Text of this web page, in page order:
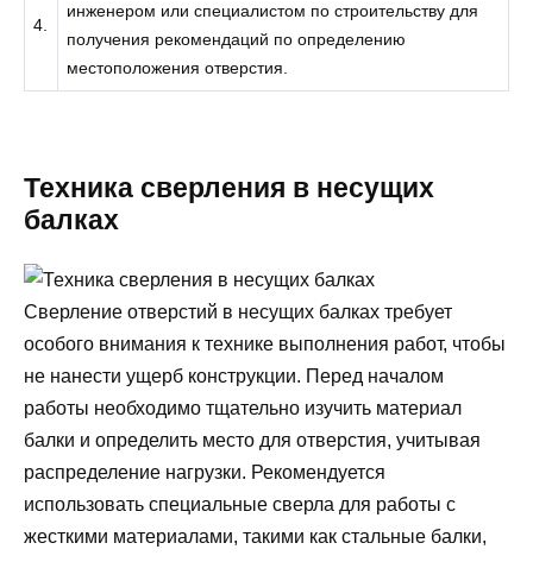
4.
инженером или специалистом по строительству для
получения рекомендаций по определению
местоположения отверстия.
Техника сверления в несущих
балках
Сверление отверстий в несущих балках требует
особого внимания к технике выполнения работ, чтобы
не нанести ущерб конструкции. Перед началом
работы необходимо тщательно изучить материал
балки и определить место для отверстия, учитывая
распределение нагрузки. Рекомендуется
использовать специальные сверла для работы с
жесткими материалами, такими как стальные балки,